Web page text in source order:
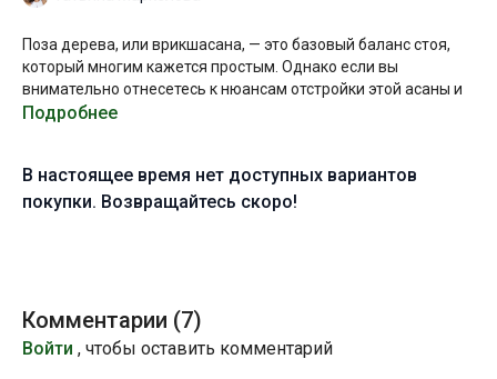
Поза дерева, или врикшасана, — это базовый баланс стоя,
который многим кажется простым. Однако если вы
внимательно отнесетесь к нюансам отстройки этой асаны и
будете вдумчиво прилагать усилия по всем обозначенным
стабилизации других балансов стоя!
Цель: освоение и стабилизация позы дерева
Специфика:стато-динамическая практика с акцентом на
Подробнее
В настоящее время нет доступных вариантов
покупки. Возвращайтесь скоро!
Комментарии (7)
Войти , чтобы оставить комментарий